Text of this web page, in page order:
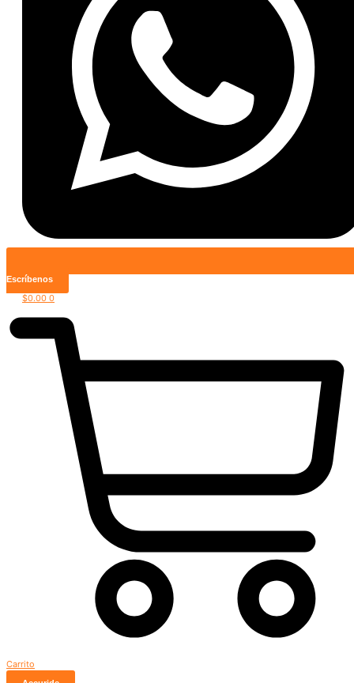
Escríbenos
$0.00 0
Carrito